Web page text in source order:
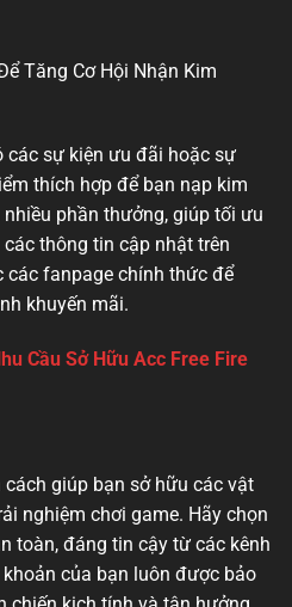
Tăng Cơ Hội Nhận Kim
các sự kiện ưu đãi hoặc sự
thích hợp để bạn nạp kim
phần thưởng, giúp tối ưu
thông tin cập nhật trên
các fanpage chính thức để
khuyến mãi.
Cầu Sở Hữu Acc Free Fire
cách giúp bạn sở hữu các vật
nghiệm chơi game. Hãy chọn
toàn, đáng tin cậy từ các kênh
của bạn luôn được bảo